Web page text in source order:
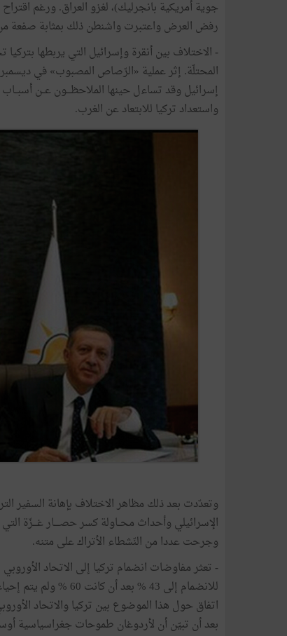
رفض العرض واعتبرت واشنطن ذلك بمثابة صفعة
- الاختلاف بين أنقرة وإسرائيل التي يربطها
إسرائيل وقد تساءل حينها الملاحظـــون عــن
واستعداد تركيا للابتعاد عن الغرب.
وجرحت عددا من النّشطاء الأتراك على متنه.
- تعثر مفاوضات انضمام تركيا إلى الاتحاد
بعد أن تبيّن أن لأردوغان طموحات جغراسياسية